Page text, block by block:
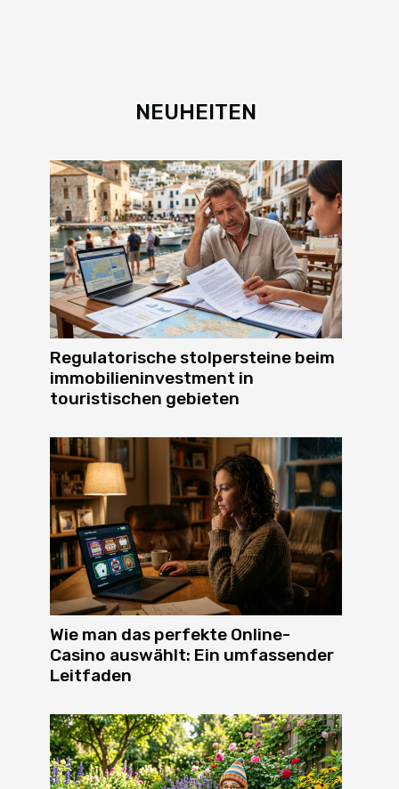
NEUHEITEN
Regulatorische stolpersteine beim
immobilieninvestment in
touristischen gebieten
Wie man das perfekte Online-
Casino auswählt: Ein umfassender
Leitfaden